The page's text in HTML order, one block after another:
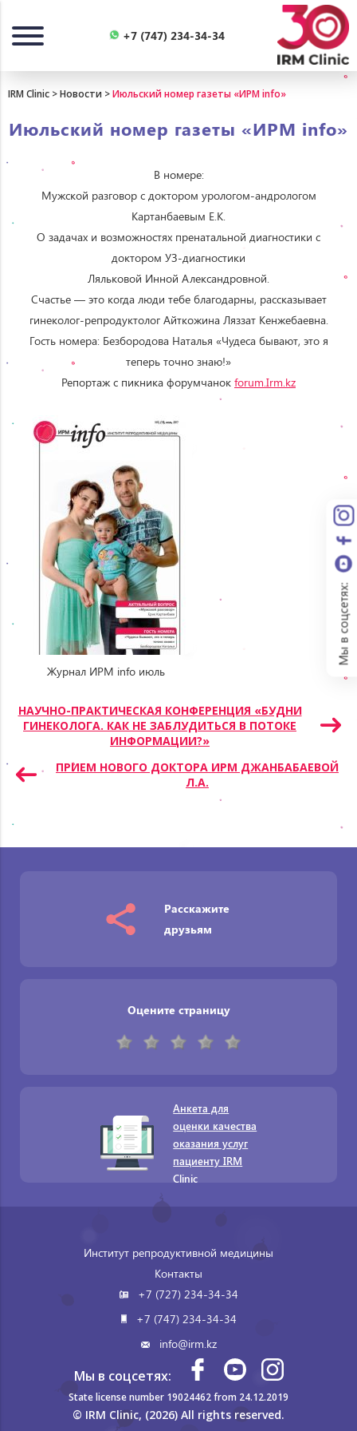
+7 (747) 234-34-34
IRM Clinic >Новости >Июльский номер газеты «ИРМ info»
Июльский номер газеты «ИРМ info»
В номере:
Мужской разговор с доктором урологом-андрологом
Картанбаевым Е.К.
О задачах и возможностях пренатальной диагностики с
доктором УЗ-диагностики
Ляльковой Инной Александровной.
Счастье — это когда люди тебе благодарны, рассказывает
гинеколог-репродуктолог Айткожина Ляззат Кенжебаевна.
Гость номера: Безбородова Наталья «Чудеса бывают, это я
теперь точно знаю!»
Репортаж с пикника форумчанок forum.Irm.kz
Журнал ИРМ info июль
Навигация
по
НАУЧНО-ПРАКТИЧЕСКАЯ КОНФЕРЕНЦИЯ «БУДНИ
ГИНЕКОЛОГА. КАК НЕ ЗАБЛУДИТЬСЯ В ПОТОКЕ
ИНФОРМАЦИИ?»
ПРИЕМ НОВОГО ДОКТОРА ИРМ ДЖАНБАБАЕВОЙ
Л.А.
Расскажите
друзьям
Оцените страницу
Анкета для
оценки качества
оказания услуг
пациенту IRM
Clinic
Институт репродуктивной медицины
Контакты
+7 (727) 234-34-34
+7 (747) 234-34-34
info@irm.kz
Мы в соцсетях:
State license number 19024462 from 24.12.2019
© IRM Clinic, (2026) All rights reserved.
Мы в соцсетях: